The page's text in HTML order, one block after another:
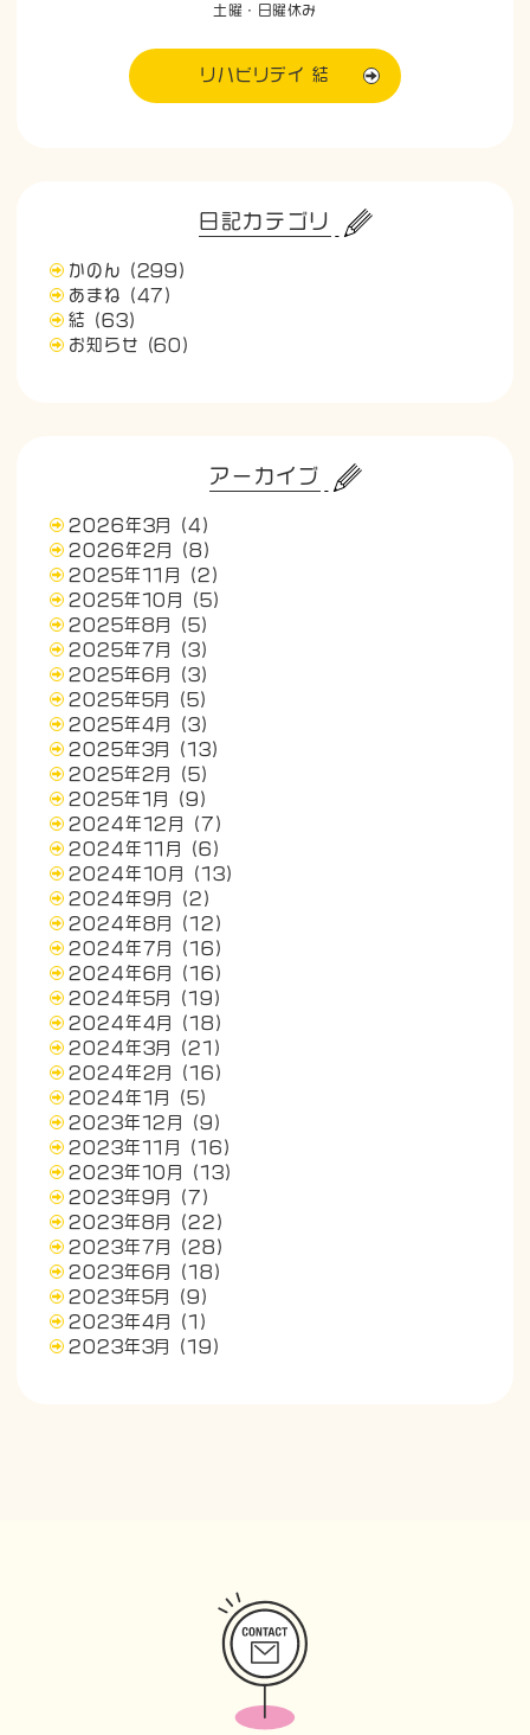
土曜・日曜休み
リハビリデイ 結
日記カテゴリ
かのん
(299)
あまね
(47)
結
(63)
お知らせ
(60)
アーカイブ
2026年3月
(4)
2026年2月
(8)
2025年11月
(2)
2025年10月
(5)
2025年8月
(5)
2025年7月
(3)
2025年6月
(3)
2025年5月
(5)
2025年4月
(3)
2025年3月
(13)
2025年2月
(5)
2025年1月
(9)
2024年12月
(7)
2024年11月
(6)
2024年10月
(13)
2024年9月
(2)
2024年8月
(12)
2024年7月
(16)
2024年6月
(16)
2024年5月
(19)
2024年4月
(18)
2024年3月
(21)
2024年2月
(16)
2024年1月
(5)
2023年12月
(9)
2023年11月
(16)
2023年10月
(13)
2023年9月
(7)
2023年8月
(22)
2023年7月
(28)
2023年6月
(18)
2023年5月
(9)
2023年4月
(1)
2023年3月
(19)